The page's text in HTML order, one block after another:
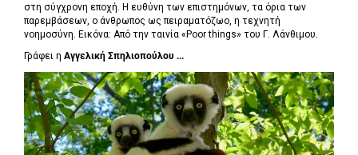
στη σύγχρονη εποχή. Η ευθύνη των επιστημόνων, τα όρια των
παρεμβάσεων, ο άνθρωπος ως πειραματόζωο, η τεχνητή
νοημοσύνη. Εικόνα: Από την ταινία «Poor things» του Γ. Λάνθιμου.
Γράφει η Αγγελική Σπηλιοπούλου ...